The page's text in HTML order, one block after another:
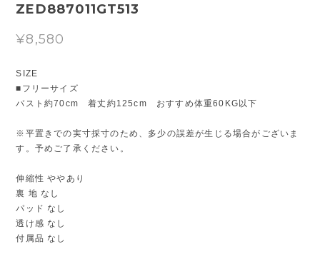
ZED887011GT513
¥8,580
SIZE
■フリーサイズ
バスト約70cm 着丈約125cm おすすめ体重60KG以下
※平置きでの実寸採寸のため、多少の誤差が生じる場合がございま
す。予めご了承ください。
伸縮性 ややあり
裏 地 なし
パッド なし
透け感 なし
付属品 なし